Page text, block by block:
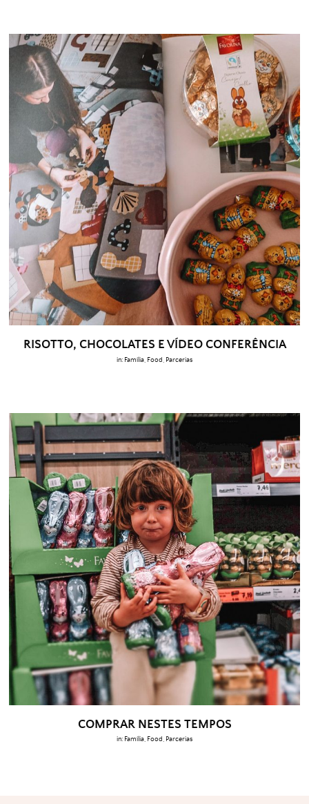
RISOTTO, CHOCOLATES E VÍDEO CONFERÊNCIA
in: Família Food Parcerias
COMPRAR NESTES TEMPOS
in: Família Food Parcerias